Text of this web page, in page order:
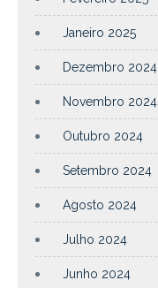
Janeiro 2025
Dezembro 2024
Novembro 2024
Outubro 2024
Setembro 2024
Agosto 2024
Julho 2024
Junho 2024